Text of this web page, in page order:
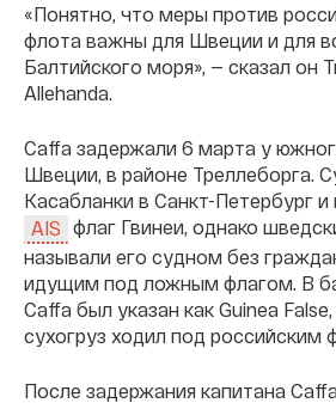
«Понятно, что меры против
флота важны для Швеции и для
Балтийского моря», — сказал он
Allehanda.
Caffa задержали 6 марта у
Швеции, в районе Треллеборга.
Касабланки в Санкт-Петербург и
AIS флаг Гвинеи, однако
называли его судном без
идущим под ложным флагом. В
Caffa был указан как Guinea
сухогруз ходил под российским
После задержания капитана